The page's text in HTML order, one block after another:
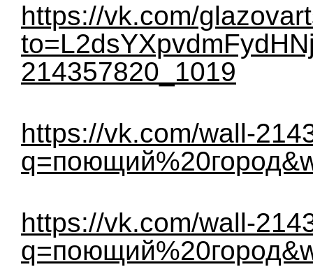
https://vk.com/
214357820_1019
https://vk.com/wall-
https://vk.com/wall-